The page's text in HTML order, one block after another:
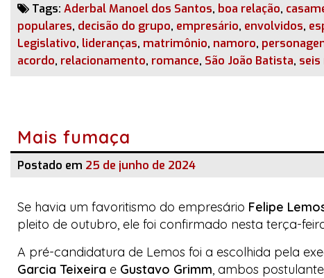
Tags: Aderbal Manoel dos Santos, boa relação,
populares, decisão do grupo, empresário, envolvidos,
Legislativo, lideranças, matrimônio, namoro,
acordo, relacionamento, romance, São João Batista, seis
Mais fumaça
Postado em 25 de junho de 2024
Se havia um favoritismo do empresário Felipe
pleito de outubro, ele foi confirmado nesta terça-
A pré-candidatura de Lemos foi a escolhida pela
Garcia Teixeira e Gustavo Grimm, ambos